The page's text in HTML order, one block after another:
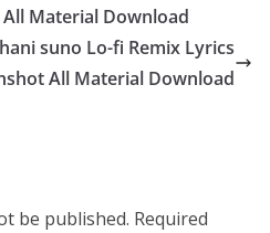
Material Download
suno Lo-fi Remix Lyrics
All Material Download
be published. Required